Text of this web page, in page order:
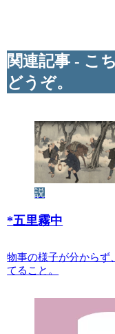
関連記事 - こ
どうぞ。
説
*五里霧中
物事の様子が分からず
てること。